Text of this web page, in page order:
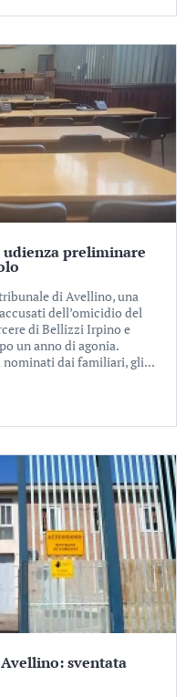
preliminare
di Avellino, una
dell’omicidio del
di Bellizzi Irpino e
un anno di agonia.
nominati dai familiari, gli...
sventata